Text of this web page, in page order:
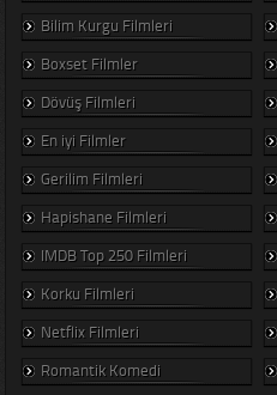
Bilim Kurgu Filmleri
Boxset Filmler
Dövüş Filmleri
En iyi Filmler
Gerilim Filmleri
Hapishane Filmleri
IMDB Top 250 Filmleri
Korku Filmleri
Netflix Filmleri
Romantik Komedi